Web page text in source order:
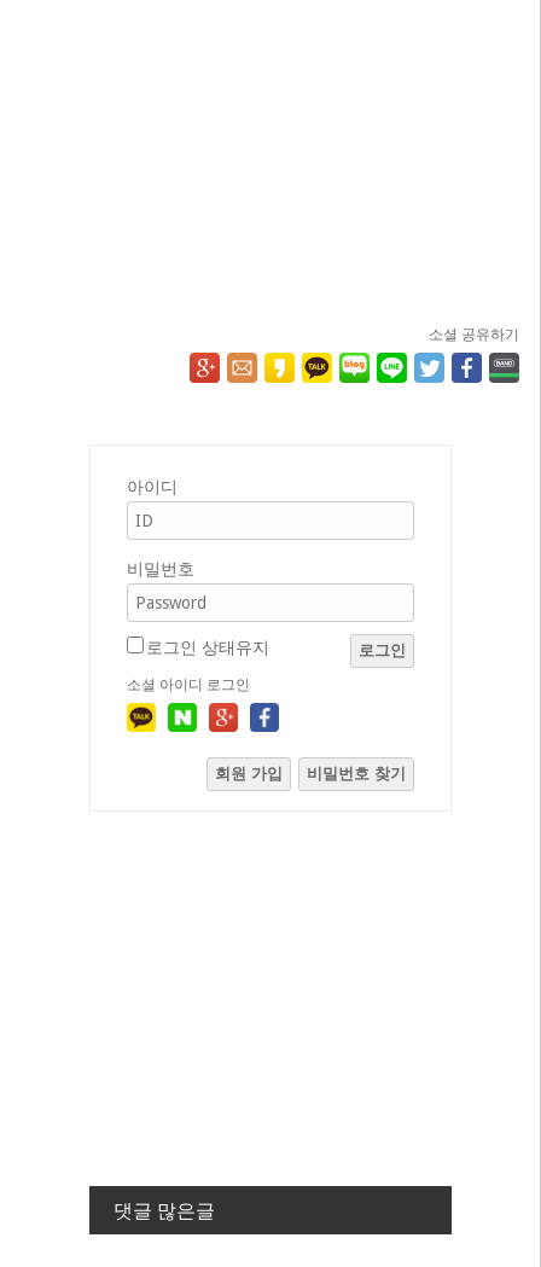
소셜 공유하기
아이디
비밀번호
로그인 상태유지 로그인
소셜 아이디 로그인
회원 가입 비밀번호 찾기
댓글 많은글